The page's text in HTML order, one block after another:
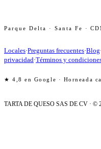
Parque Delta · Santa Fe ·
Locales·Preguntas frecuentes·Blog·
privacidad·Términos y
★ 4,8 en Google · Horneada
TARTA DE QUESO SAS DE CV · ©